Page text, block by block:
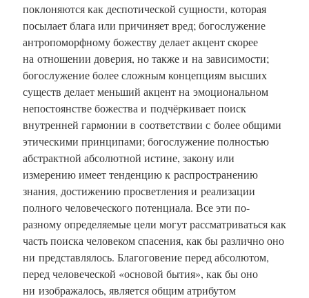
поклоняются как деспотической сущности, которая
посылает блага или причиняет вред; богослужение
антропоморфному божеству делает акцент скорее
на отношении доверия, но также и на зависимости;
богослужение более сложным концепциям высших
существ делает меньший акцент на эмоциональном
непостоянстве божества и подчёркивает поиск
внутренней гармонии в соответствии с более общими
этическими принципами; богослужение полностью
абстрактной абсолютной истине, закону или
измерению имеет тенденцию к распространению
знания, достижению просветления и реализации
полного человеческого потенциала. Все эти по-
разному определяемые цели могут рассматриваться как
часть поиска человеком спасения, как бы различно оно
ни представлялось. Благоговение перед абсолютом,
перед человеческой «основой бытия», как бы оно
ни изображалось, является общим атрибутом